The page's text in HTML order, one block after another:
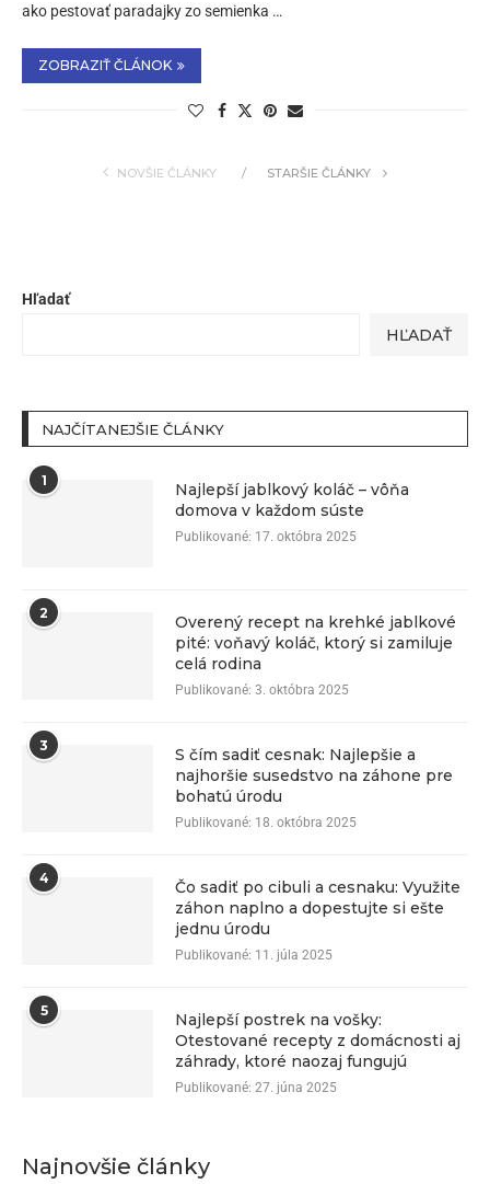
ako pestovať paradajky zo semienka …
ZOBRAZIŤ ČLÁNOK
NOVŠIE ČLÁNKY STARŠIE ČLÁNKY
Hľadať
HĽADAŤ
NAJČÍTANEJŠIE ČLÁNKY
1
Najlepší jablkový koláč – vôňa
domova v každom súste
Publikované: 17. októbra 2025
2
Overený recept na krehké jablkové
pité: voňavý koláč, ktorý si zamiluje
celá rodina
Publikované: 3. októbra 2025
3
S čím sadiť cesnak: Najlepšie a
najhoršie susedstvo na záhone pre
bohatú úrodu
Publikované: 18. októbra 2025
4
Čo sadiť po cibuli a cesnaku: Využite
záhon naplno a dopestujte si ešte
jednu úrodu
Publikované: 11. júla 2025
5
Najlepší postrek na vošky:
Otestované recepty z domácnosti aj
záhrady, ktoré naozaj fungujú
Publikované: 27. júna 2025
Najnovšie články